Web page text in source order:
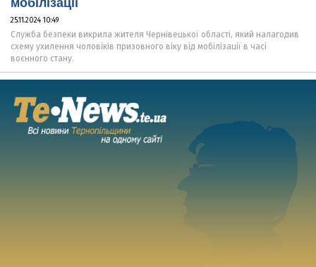
мобілізації
25.11.2024 10:49
Служба безпеки викрила жителя Чернівецької області, який налагодив
схему ухилення чоловіків призовного віку від мобілізації в часі
воєнного стану.